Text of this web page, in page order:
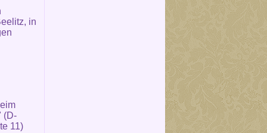
in
(D-
11)